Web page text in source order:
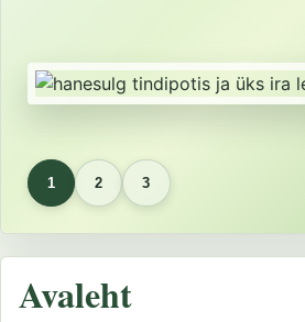
1 2 3
Avaleht